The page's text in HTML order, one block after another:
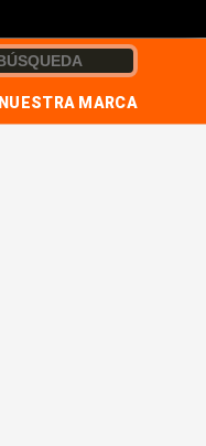
NUESTRA MARCA